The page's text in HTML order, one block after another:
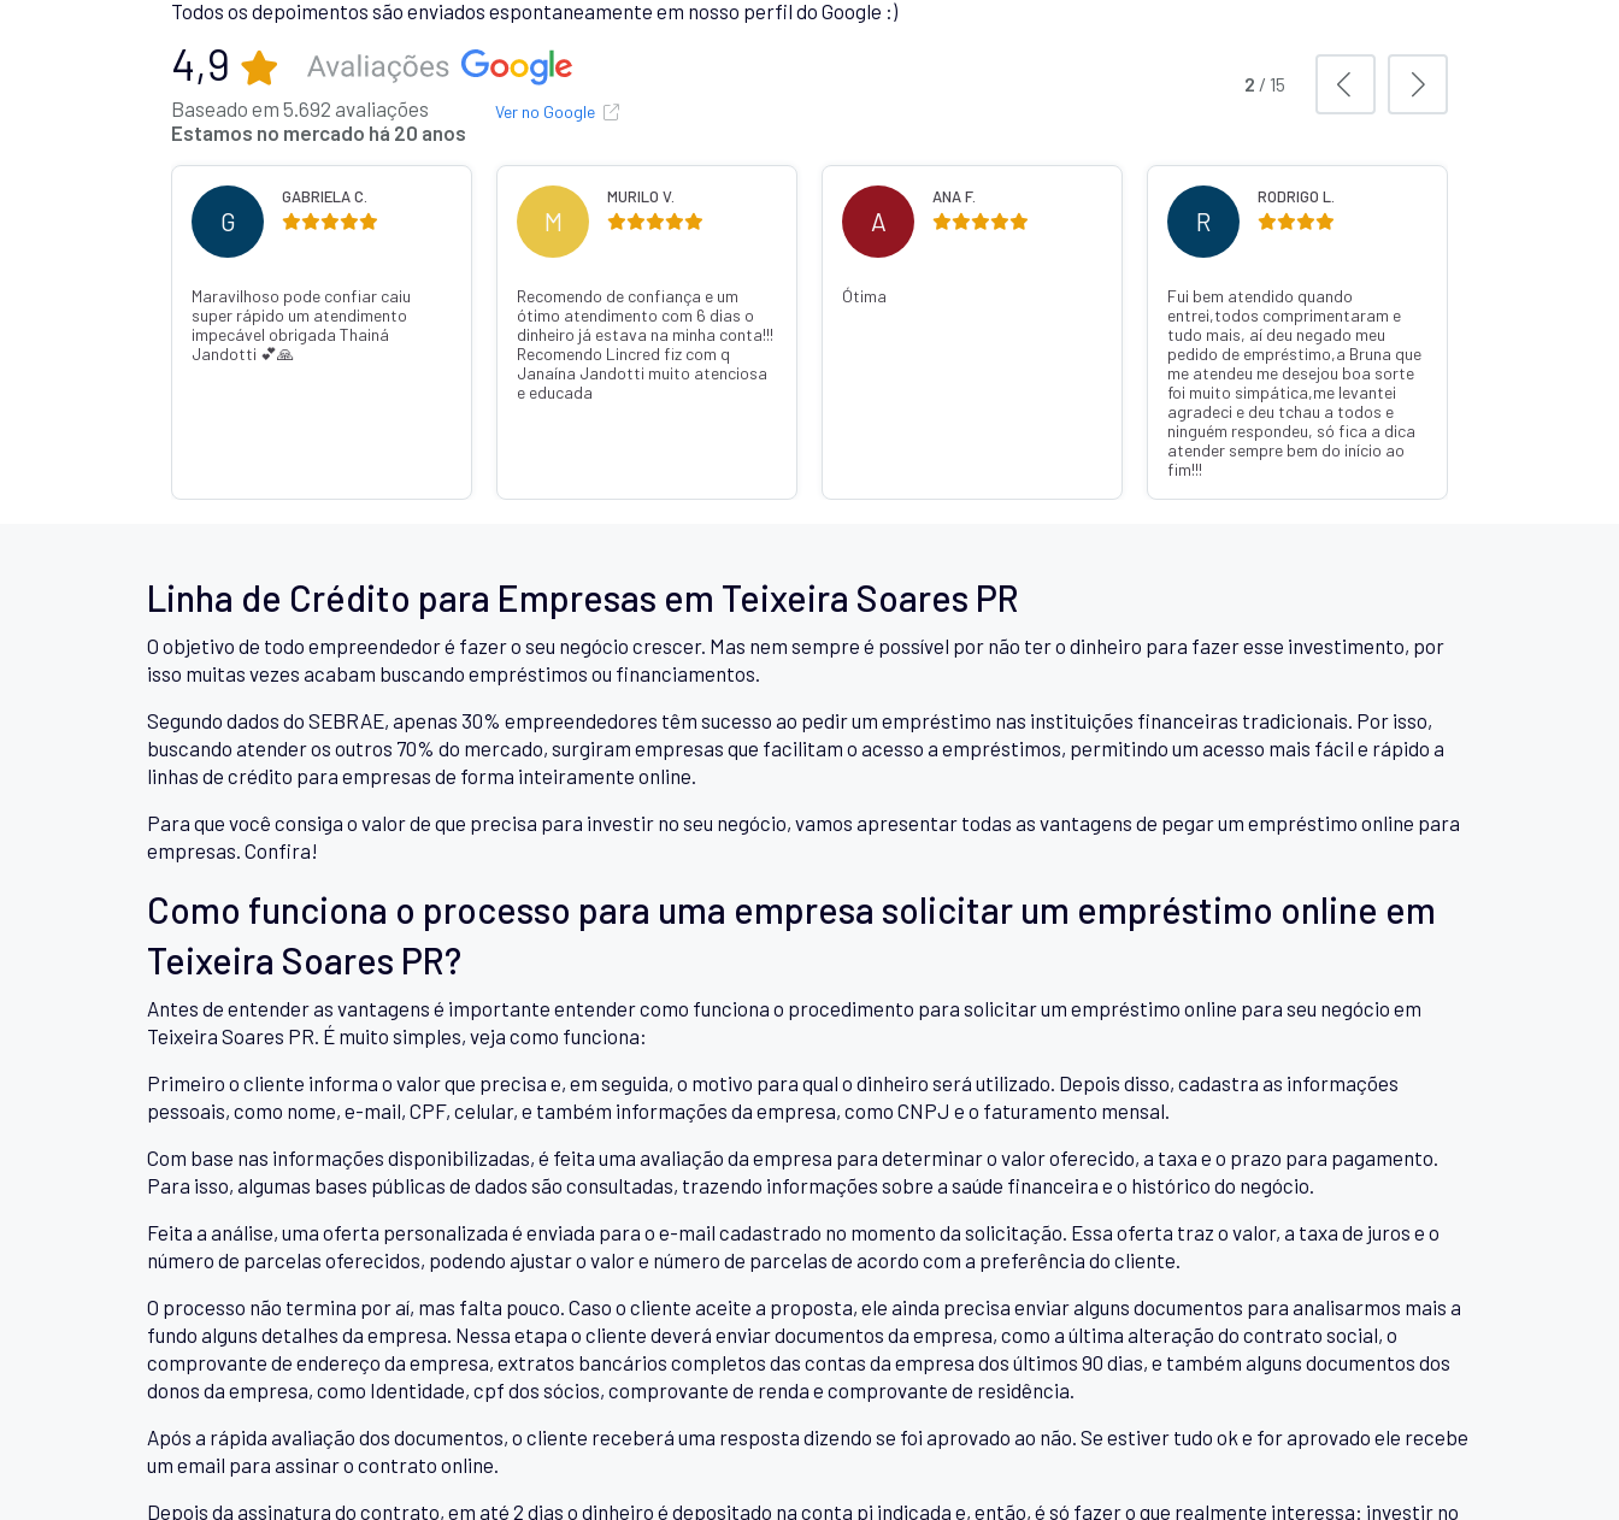
Todos os depoimentos são enviados espontaneamente em nosso perfil do Google :)
4,9
Baseado em 5.692 avaliações
Estamos no mercado há 20 anos
Ver no Google
G
GABRIELA C.
Maravilhoso pode confiar caiu
super rápido um atendimento
impecável obrigada Thainá
Jandotti 💕🙏
M
MURILO V.
Recomendo de confiança e um
ótimo atendimento com 6 dias o
dinheiro já estava na minha conta!!!
Recomendo Lincred fiz com q
Janaína Jandotti muito atenciosa
e educada
A
ANA F.
Ótima
R
RODRIGO L.
Fui bem atendido quando
entrei,todos comprimentaram e
tudo mais, aí deu negado meu
pedido de empréstimo,a Bruna que
me atendeu me desejou boa sorte
foi muito simpática,me levantei
agradeci e deu tchau a todos e
ninguém respondeu, só fica a dica
atender sempre bem do início ao
fim!!!
2 / 15
Linha de Crédito para Empresas em Teixeira Soares PR
O objetivo de todo empreendedor é fazer o seu negócio crescer. Mas nem sempre é possível por não ter o dinheiro para fazer esse investimento, por
isso muitas vezes acabam buscando empréstimos ou financiamentos.
Segundo dados do SEBRAE, apenas 30% empreendedores têm sucesso ao pedir um empréstimo nas instituições financeiras tradicionais. Por isso,
buscando atender os outros 70% do mercado, surgiram empresas que facilitam o acesso a empréstimos, permitindo um acesso mais fácil e rápido a
linhas de crédito para empresas de forma inteiramente online.
Para que você consiga o valor de que precisa para investir no seu negócio, vamos apresentar todas as vantagens de pegar um empréstimo online para
empresas. Confira!
Como funciona o processo para uma empresa solicitar um empréstimo online em
Teixeira Soares PR?
Antes de entender as vantagens é importante entender como funciona o procedimento para solicitar um empréstimo online para seu negócio em
Teixeira Soares PR. É muito simples, veja como funciona:
Primeiro o cliente informa o valor que precisa e, em seguida, o motivo para qual o dinheiro será utilizado. Depois disso, cadastra as informações
pessoais, como nome, e-mail, CPF, celular, e também informações da empresa, como CNPJ e o faturamento mensal.
Com base nas informações disponibilizadas, é feita uma avaliação da empresa para determinar o valor oferecido, a taxa e o prazo para pagamento.
Para isso, algumas bases públicas de dados são consultadas, trazendo informações sobre a saúde financeira e o histórico do negócio.
Feita a análise, uma oferta personalizada é enviada para o e-mail cadastrado no momento da solicitação. Essa oferta traz o valor, a taxa de juros e o
número de parcelas oferecidos, podendo ajustar o valor e número de parcelas de acordo com a preferência do cliente.
O processo não termina por aí, mas falta pouco. Caso o cliente aceite a proposta, ele ainda precisa enviar alguns documentos para analisarmos mais a
fundo alguns detalhes da empresa. Nessa etapa o cliente deverá enviar documentos da empresa, como a última alteração do contrato social, o
comprovante de endereço da empresa, extratos bancários completos das contas da empresa dos últimos 90 dias, e também alguns documentos dos
donos da empresa, como Identidade, cpf dos sócios, comprovante de renda e comprovante de residência.
Após a rápida avaliação dos documentos, o cliente receberá uma resposta dizendo se foi aprovado ao não. Se estiver tudo ok e for aprovado ele recebe
um email para assinar o contrato online.
Depois da assinatura do contrato, em até 2 dias o dinheiro é depositado na conta pj indicada e, então, é só fazer o que realmente interessa: investir no